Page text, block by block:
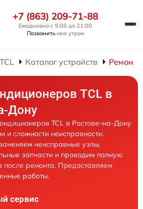
+7 (863) 209-71-88
Ежедневно с 9:00 до 21:00
Позвонить мне утром
Каталог устройств Ремонт
TCL в
Дону
TCL в Ростове-на-Дону
и сложности неисправности.
неисправные узлы,
запчасти и проводим полную
после ремонта. Предоставляем
работы.
сервис